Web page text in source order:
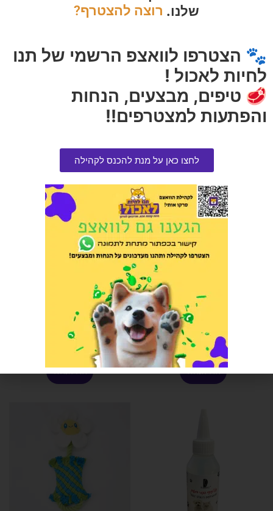
עםVivere Salmone Adult Maxi Dog, הכלב שלך יקבל תזונה
מושלמת שמשלבת איכות ללא פשרות וטעם שהוא לא יכול לעמוד
בפניו 🐾💙
רול ממולא במאנץ עטוף עוף
₪
20.00
אזל המלאי
נובילוס | חול מתגבש בניחוח תה
ירוק 10 ליטר
הרוויחו 3.00 נקודות ⭐
60.00
אזל המלאי
שלנו. רוצה להצטרף?
🐾 הצטרפו לוואצפ הרשמי של תנו
לחיות לאכול !
🥩 טיפים, מבצעים, הנחות
והפתעות למצטרפים!!
לחצו כאן על מנת להכנס לקהילה